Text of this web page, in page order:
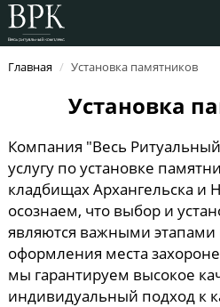
Главная / Установка памятников
Установка
Компания "Весь
услугу по установке
кладбищах Архангельска и
осознаем, что выбор и
являются важными этапами
оформления места
мы гарантируем высокое
индивидуальный подход к